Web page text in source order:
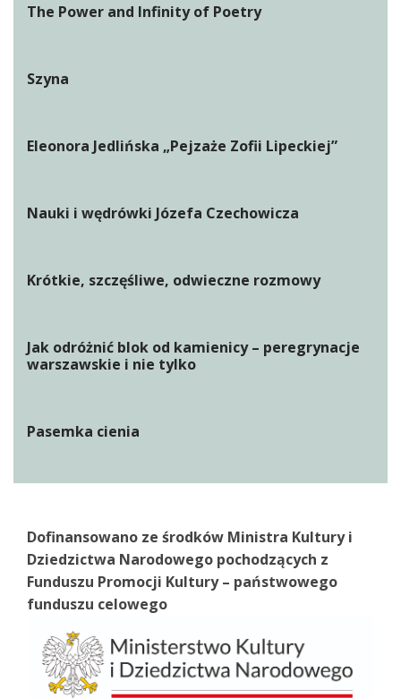
The Power and Infinity of Poetry
Szyna
Eleonora Jedlińska „Pejzaże Zofii Lipeckiej”
Nauki i wędrówki Józefa Czechowicza
Krótkie, szczęśliwe, odwieczne rozmowy
Jak odróżnić blok od kamienicy – peregrynacje
warszawskie i nie tylko
Pasemka cienia
Dofinansowano ze środków Ministra Kultury i
Dziedzictwa Narodowego pochodzących z
Funduszu Promocji Kultury – państwowego
funduszu celowego